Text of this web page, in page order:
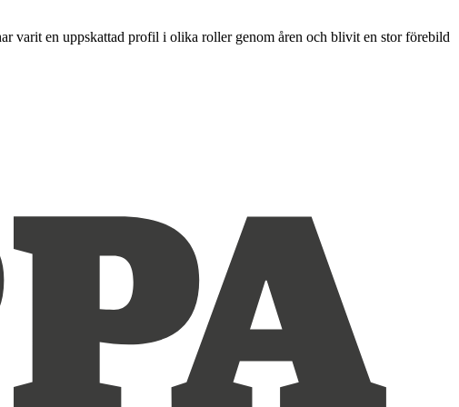
varit en uppskattad profil i olika roller genom åren och blivit en stor förebild